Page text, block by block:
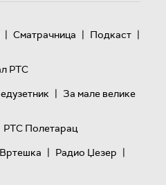
| Сматрачница | Подкаст |
РТС
| За мале велике
РТС Полетарац
| Радио Џезер |